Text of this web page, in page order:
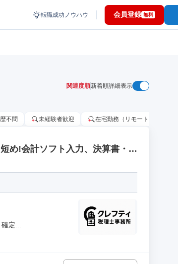
転職成功ノウハウ 会員登録 無料
関連度順新着順詳細表示
不問 未経験者歓迎 在宅勤務（リモートワーク）OK
め!会計ソフト入力、決算書・税
定...